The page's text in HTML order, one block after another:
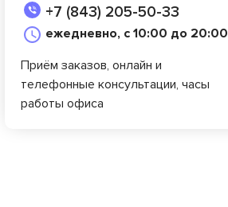
+7 (843) 205-50-33
ежедневно, с 10:00 до 20:00
Приём заказов, онлайн и
телефонные консультации, часы
работы офиса